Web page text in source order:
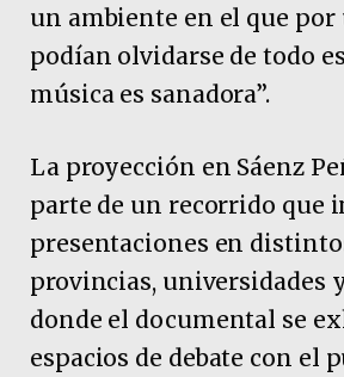
un ambiente en el que por
podían olvidarse de todo
música es sanadora”.
La proyección en Sáenz
parte de un recorrido que
presentaciones en
provincias, universidades
donde el documental se
espacios de debate con el